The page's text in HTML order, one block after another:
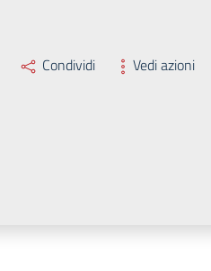
Condividi Vedi azioni